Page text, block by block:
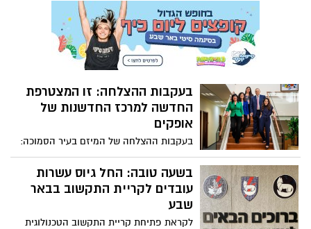
ממשיכים - כאשר על שולחנה נחרטו איומים
וגידופים
בעקבות ההצלחה: זו המצטרפת
החדשה למרכז החדשנות של
אופקים
בעקבות ההצלחה של המיזם בעיר הסמוכה:
קבוצת לוצאטו הודיעה כי היא מצטרפת
למרכז החדשנות של אופקים
בשעה טובה: החל גיוס עשרות
עובדים לקריית התקשוב בבאר
שבע
לקראת פתיחת קריית התקשוב הטכנולוגית